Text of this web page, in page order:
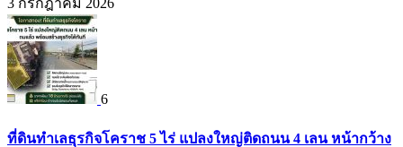
3 กรกฎาคม 2026
6
ที่ดินทำเลธุรกิจโคราช 5 ไร่ แปลงใหญ่ติดถนน 4 เลน หน้ากว้าง